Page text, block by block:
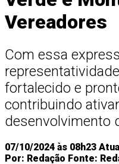
Vereadores
Com essa
fortalecido e
contribuindo
desenvolvimento
07/10/2024 às 08h23
Por: Redação Fonte: